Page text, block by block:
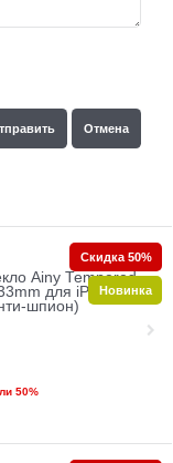
Ainy Tempered
для iPhone
шпион)
50%
Скидка 50%
Новинка